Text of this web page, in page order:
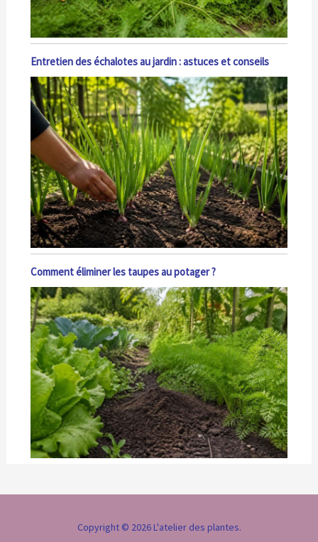
Entretien des échalotes au jardin : astuces et conseils
Comment éliminer les taupes au potager ?
Copyright © 2026 L'atelier des plantes.